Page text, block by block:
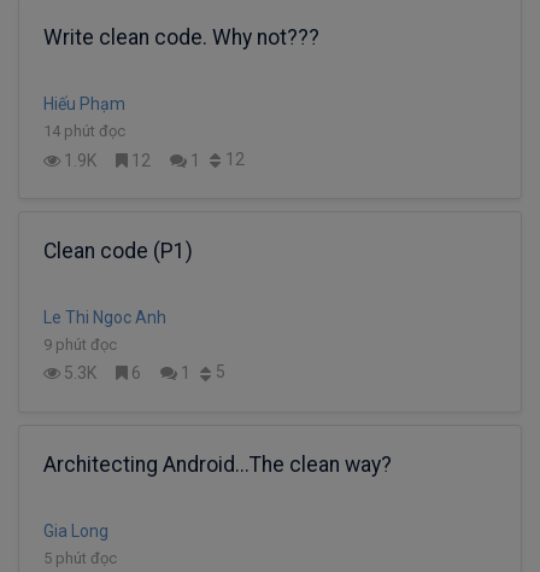
Write clean code. Why not???
Hiếu Phạm
14 phút đọc
1.9K 12 1 12
Clean code (P1)
Le Thi Ngoc Anh
9 phút đọc
5.3K 6 1 5
Architecting Android...The clean way?
Gia Long
5 phút đọc